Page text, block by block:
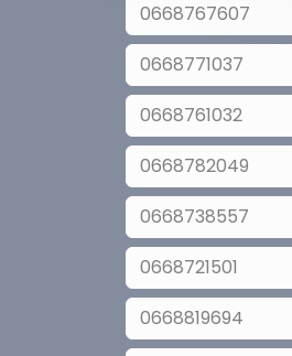
0668767607
0668771037
0668761032
0668782049
0668738557
0668721501
0668819694